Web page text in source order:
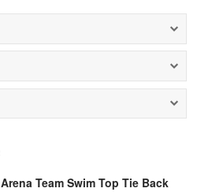
Arena Team Swim Top Tie Back